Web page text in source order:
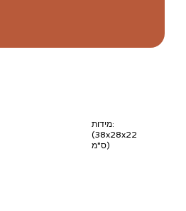
מידות:
(38x28x22
ס"מ)